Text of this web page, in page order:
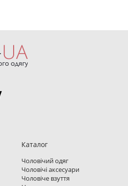
Каталог
Чоловічий одяг
Чоловічі аксесуари
Чоловіче взуття